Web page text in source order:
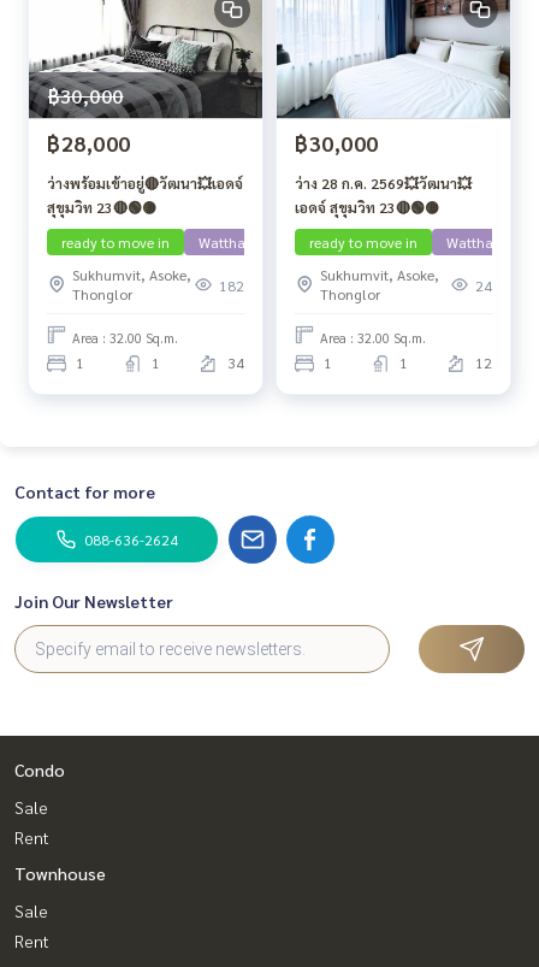
฿30,000
฿28,000
ว่างพร้อมเข้าอยู่🔴วัฒนา💥เอดจ์
สุขุมวิท 23🔴🟢🟡
ready to move in
Watthana
Sukhumvit, Asoke,
Thonglor
182
Area : 32.00 Sq.m.
1 1 34
฿30,000
ว่าง 28 ก.ค. 2569💥วัฒนา💥
เอดจ์ สุขุมวิท 23🔴🟢🟡
ready to move in
Watthana
Sukhumvit, Asoke,
Thonglor
24
Area : 32.00 Sq.m.
1 1 12
Contact for more
088-636-2624
Join Our Newsletter
Condo
Sale
Rent
Townhouse
Sale
Rent